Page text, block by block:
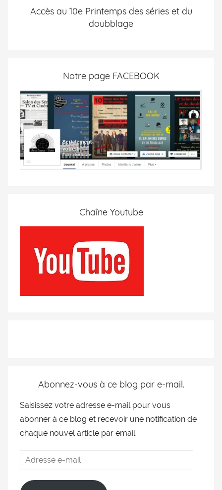
Accès au 10e Printemps des séries et du
doubblage
Notre page FACEBOOK
Chaîne Youtube
Abonnez-vous à ce blog par e-mail.
Saisissez votre adresse e-mail pour vous
abonner à ce blog et recevoir une notification de
chaque nouvel article par email.